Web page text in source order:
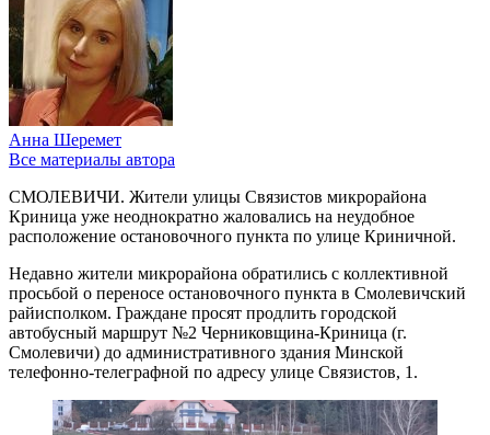
Анна Шеремет
Все материалы автора
СМОЛЕВИЧИ. Жители улицы Связистов микрорайона
Криница уже неоднократно жаловались на неудобное
расположение остановочного пункта по улице Криничной.
Недавно жители микрорайона обратились с коллективной
просьбой о переносе остановочного пункта в Смолевичский
райисполком. Граждане просят продлить городской
автобусный маршрут №2 Черниковщина-Криница (г.
Смолевичи) до административного здания Минской
телефонно-телеграфной по адресу улице Связистов, 1.